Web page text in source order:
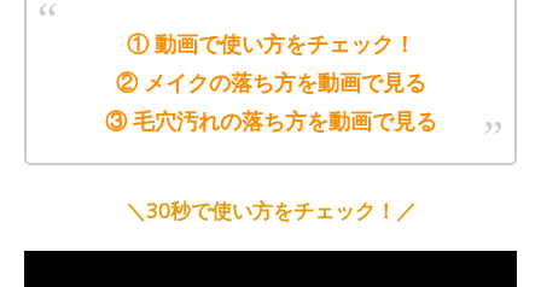
① 動画で使い方をチェック！
② メイクの落ち方を動画で見る
③ 毛穴汚れの落ち方を動画で見る
＼30秒で使い方をチェック！／